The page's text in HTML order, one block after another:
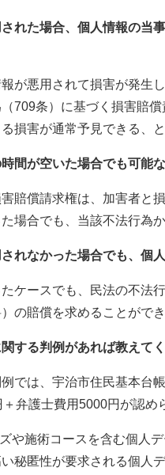
れた場合、個人情報の当
が悪用されて損害が発生
709条）に基づく損害賠
損害が通常予見できる、
間が空いた場合でも可能な
賠償請求権は、加害者と
場合でも、当該不法行為
れなかった場合でも、個
ケースでも、民法の不法
の賠償を求めることができ
する判例があれば教えてく
では、宇治市住民基本台
弁護士費用5000円が認め
や施術コースを含む個人
い秘匿性が要求される個